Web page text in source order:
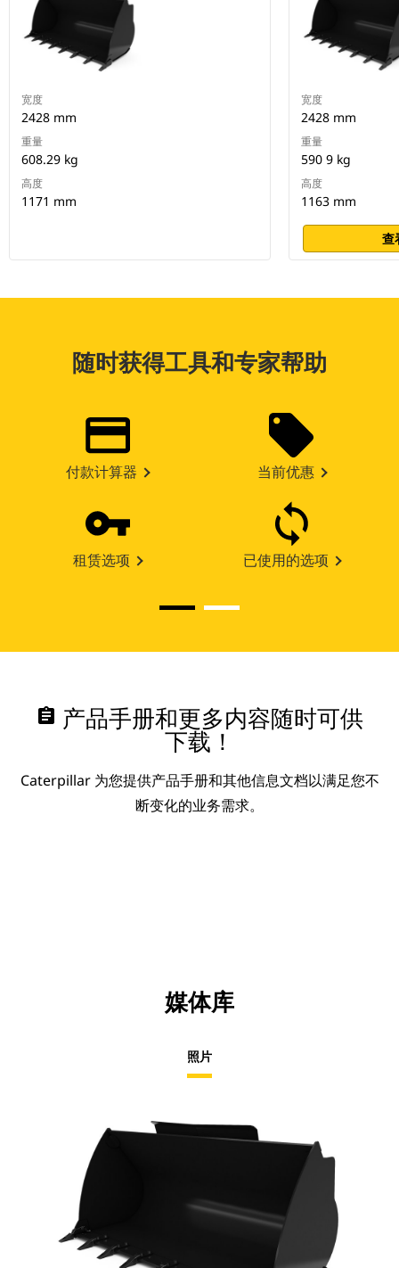
宽度
2428 mm
重量
608.29 kg
高度
1171 mm
宽度
2428 mm
重量
590 9 kg
高度
1163 mm
查
随时获得工具和专家帮助
付款计算器 当前优惠
租赁选项 已使用的选项
assignment 产品手册和更多内容随时可供
下载！
Caterpillar 为您提供产品手册和其他信息文档以满足您不
断变化的业务需求。
媒体库
照片